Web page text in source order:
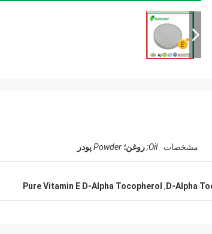
مشخصات Oil; روغن؛ Powderپودر
,
Pure Vitamin E D-Alpha Tocopherol